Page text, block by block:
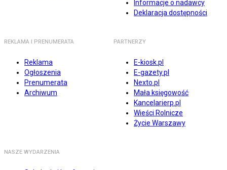
Informacje o nadawcy
Deklaracja dostępności
REKLAMA I PRENUMERATA
Reklama
Ogłoszenia
Prenumerata
Archiwum
PARTNERZY
E-kiosk.pl
E-gazety.pl
Nexto.pl
Mała księgowość
Kancelarierp.pl
Wieści Rolnicze
Życie Warszawy
NASZE WYDARZENIA